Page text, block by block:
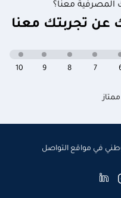
معنا؟
عن تجربتك معنا
10 9 8 7
في مواقع التواصل